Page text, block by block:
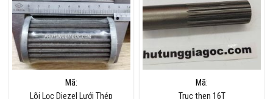
Mã:
Lõi Lọc Diezel Lưới Thép
Mã:
Trục then 16T